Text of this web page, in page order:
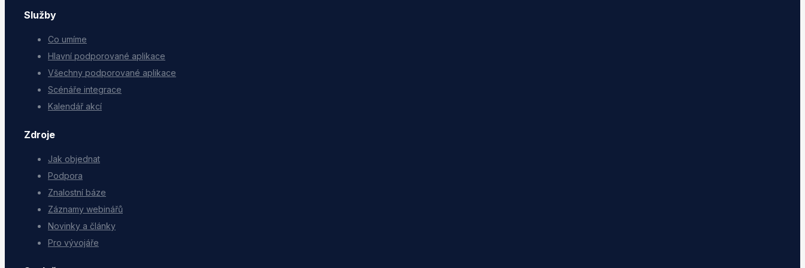
Služby
Co umíme
Hlavní podporované aplikace
Všechny podporované aplikace
Scénáře integrace
Kalendář akcí
Zdroje
Jak objednat
Podpora
Znalostní báze
Záznamy webinářů
Novinky a články
Pro vývojáře